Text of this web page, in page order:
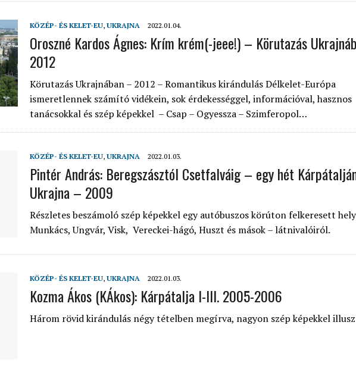
KÖZÉP- ÉS KELET-EU, UKRAJNA 2022.01.04.
Oroszné Kardos Ágnes: Krím krém(-jeee!) – Körutazás
2012
Körutazás Ukrajnában – 2012 – Romantikus kirándulás Délkelet-Európa
ismeretlennek számító vidékein, sok érdekességgel, információval, hasznos
tanácsokkal és szép képekkel – Csap – Ogyessza – Szimferopol…
KÖZÉP- ÉS KELET-EU, UKRAJNA 2022.01.03.
Pintér András: Beregszásztól Csetfalváig – egy hét
Ukrajna – 2009
Részletes beszámoló szép képekkel egy autóbuszos körúton felkeresett
Munkács, Ungvár, Visk, Vereckei-hágó, Huszt és mások – látnivalóiról.
KÖZÉP- ÉS KELET-EU, UKRAJNA 2022.01.03.
Kozma Ákos (KÁkos): Kárpátalja I-III. 2005-2006
Három rövid kirándulás négy tételben megírva, nagyon szép képekkel